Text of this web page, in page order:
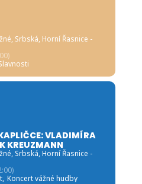
Srbská, Horní Řasnice -
VLADIMÍRA
KREUZMANN
Srbská, Horní Řasnice -
Koncert vážné hudby